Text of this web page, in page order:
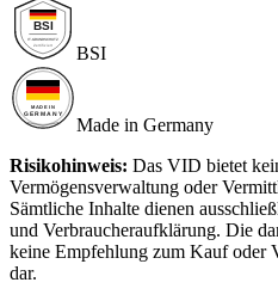
BSI
Made in Germany
Risikohinweis: Das VID bietet
Vermögensverwaltung oder
Sämtliche Inhalte dienen
und Verbraucheraufklärung. Die
keine Empfehlung zum Kauf oder
dar.